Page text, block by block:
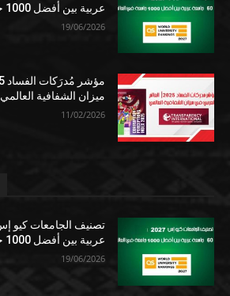
عربية بين أفضل 1000 جامعة في العالم
19/06/2026
ميزان الشفافية العالمي
11/02/2026
عربية بين أفضل 1000 جامعة في العالم
19/06/2026